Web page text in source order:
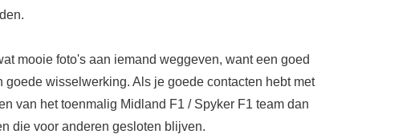
mooie foto's aan iemand weggeven, want een goed
goede wisselwerking. Als je goede contacten hebt met
van het toenmalig Midland F1 / Spyker F1 team dan
die voor anderen gesloten blijven.